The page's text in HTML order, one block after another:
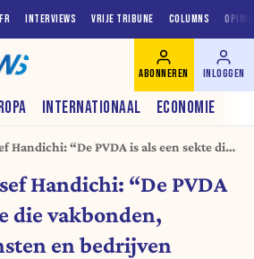
FR INTERVIEWS VRIJE TRIBUNE COLUMNS
INTERNATIONAAL ECONOMIE
ABONNEREN INLOGGEN
Handichi: “De PVDA is als een sekte die
Handichi: “De PVDA
die vakbonden,
en bedrijven